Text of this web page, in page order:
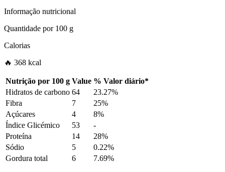
Informação nutricional
Quantidade por100 g
Calorias
🔥 368 kcal
Nutrição por 100 g Value % Valor diário*
Hidratos de carbono 64
23.27%
Fibra
7
25%
Açúcares
4
8%
Índice Glicémico
53
-
Proteína
14
28%
Sódio
5
0.22%
Gordura total
6 7.69%